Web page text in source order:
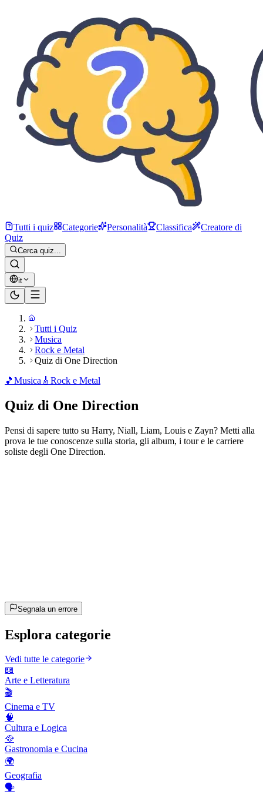
Tutti i quiz Categorie Personalità Classifica
Creatore di
Quiz
Cerca quiz...
it
Tutti i Quiz
Musica
Rock e Metal
Quiz di One Direction
🎵 Musica 🎸 Rock e Metal
Quiz di One Direction
Pensi di sapere tutto su Harry, Niall, Liam, Louis e Zayn? Metti alla
prova le tue conoscenze sulla storia, gli album, i tour e le carriere
soliste degli One Direction.
Segnala un errore
Esplora categorie
Vedi tutte le categorie
📖
Arte e Letteratura
🎬
Cinema e TV
🧠
Cultura e Logica
🥘
Gastronomia e Cucina
🌍
Geografia
🗣️